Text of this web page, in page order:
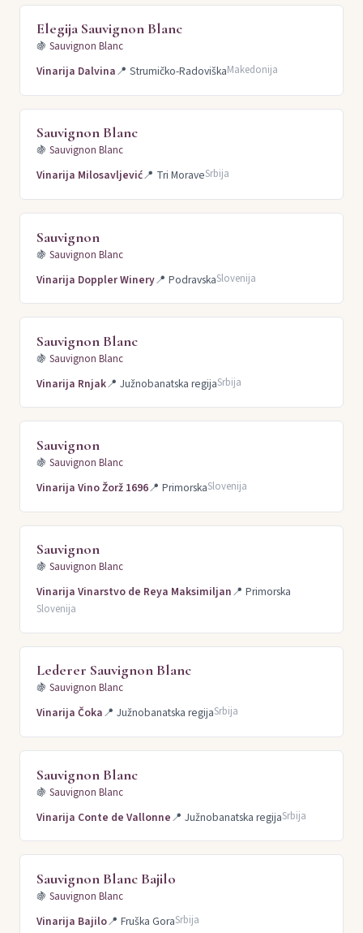
Elegija Sauvignon Blanc
🍇 Sauvignon Blanc
Vinarija Dalvina📍 Strumičko-RadoviškaMakedonija
Sauvignon Blanc
🍇 Sauvignon Blanc
Vinarija Milosavljević📍 Tri MoraveSrbija
Sauvignon
🍇 Sauvignon Blanc
Vinarija Doppler Winery📍 PodravskaSlovenija
Sauvignon Blanc
🍇 Sauvignon Blanc
Vinarija Rnjak📍 Južnobanatska regijaSrbija
Sauvignon
🍇 Sauvignon Blanc
Vinarija Vino Žorž 1696📍 PrimorskaSlovenija
Sauvignon
🍇 Sauvignon Blanc
Vinarija Vinarstvo de Reya Maksimiljan📍 Primorska
Slovenija
Lederer Sauvignon Blanc
🍇 Sauvignon Blanc
Vinarija Čoka📍 Južnobanatska regijaSrbija
Sauvignon Blanc
🍇 Sauvignon Blanc
Vinarija Conte de Vallonne📍 Južnobanatska regijaSrbija
Sauvignon Blanc Bajilo
🍇 Sauvignon Blanc
Vinarija Bajilo📍 Fruška GoraSrbija